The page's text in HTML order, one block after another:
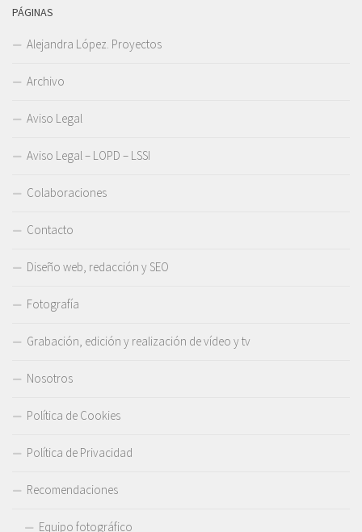
PÁGINAS
Alejandra López. Proyectos
Archivo
Aviso Legal
Aviso Legal – LOPD – LSSI
Colaboraciones
Contacto
Diseño web, redacción y SEO
Fotografía
Grabación, edición y realización de vídeo y tv
Nosotros
Política de Cookies
Política de Privacidad
Recomendaciones
Equipo fotográfico